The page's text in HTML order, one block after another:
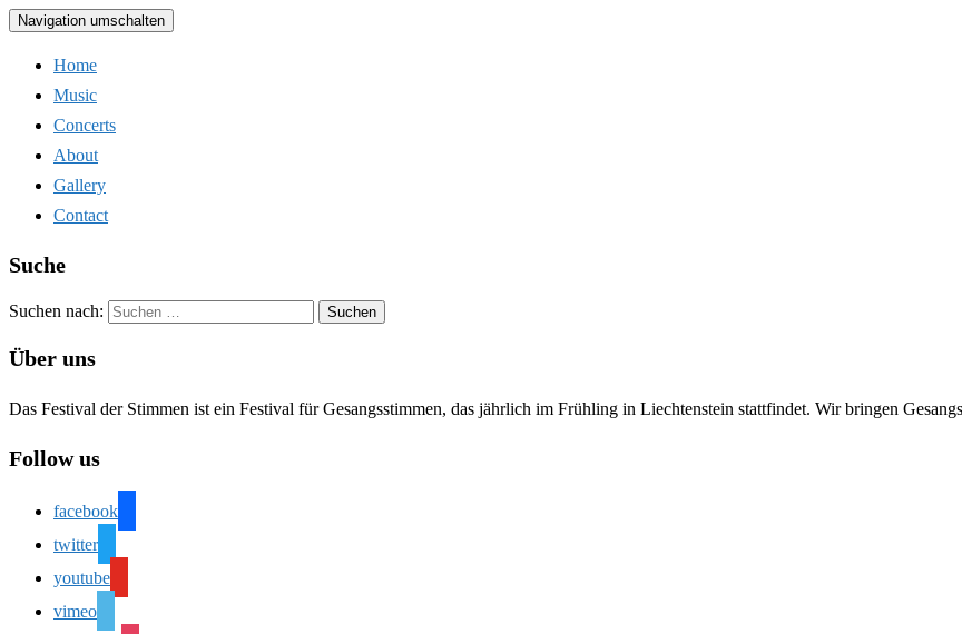
Navigation umschalten
Home
Music
Concerts
About
Gallery
Contact
Suche
Suchen nach:
Über uns
Das Festival der Stimmen ist ein Festival für Gesangsstimmen, das jährlich im Frühling in Liechtenstein stattfindet. Wir bringen
Follow us
facebook
twitter
youtube
vimeo